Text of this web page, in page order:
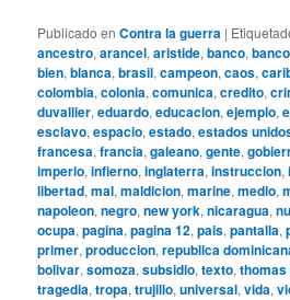
Publicado en Contra la guerra |
ancestro,arancel,aristide,banco,
bien,blanca,brasil,campeon,caos,
colombia,colonia,comunica,credito,
duvallier,eduardo,educacion,ejemplo,
esclavo,espacio,estado,estados
francesa,francia,galeano,gente,
imperio,infierno,inglaterra,instruccion,
libertad,mal,maldicion,marine,medio,
napoleon,negro,new york,nicaragua,
ocupa,pagina,pagina 12,pais,pantalla,
primer,produccion,republica
bolivar,somoza,subsidio,texto,
tragedia,tropa,trujillo,universal,vida,